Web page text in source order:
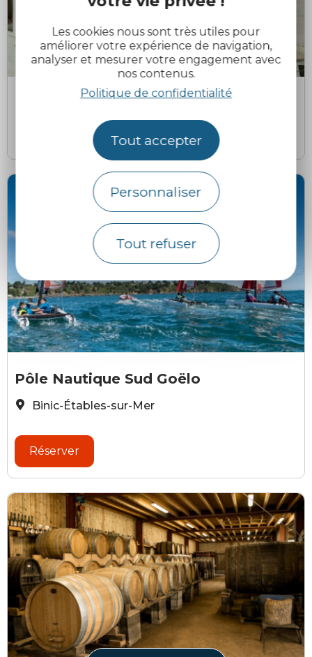
Les cookies nous sont très utiles pour
améliorer votre expérience de navigation,
analyser et mesurer votre engagement avec
nos contenus.
Politique de confidentialité
Tout accepter
Personnaliser
Tout refuser
Musée de Binic
Binic-Étables-sur-Mer
E.Berthier
Pôle Nautique Sud Goëlo
Binic-Étables-sur-Mer
Réserver